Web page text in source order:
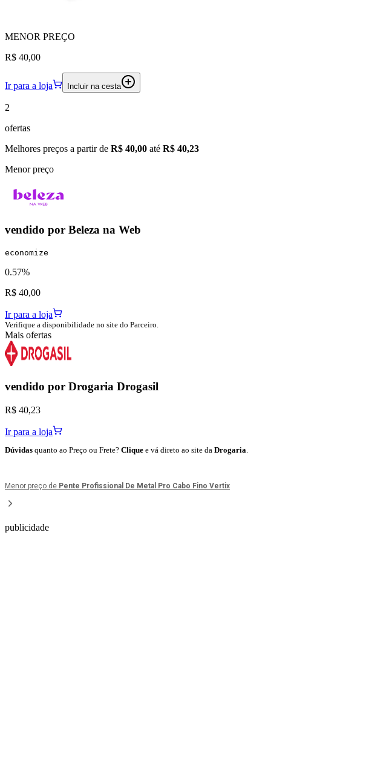
MENOR PREÇO
R$ 40,00
Ir para a loja Incluir na cesta
2
ofertas
Melhores preços a partir de R$ 40,00 até R$ 40,23
Menor preço
vendido por Beleza na Web
economize
0.57%
R$ 40,00
Ir para a loja
Verifique a disponibilidade no site do Parceiro.
Mais ofertas
vendido por Drogaria Drogasil
R$ 40,23
Ir para a loja
Dúvidas quanto ao Preço ou Frete? Clique e vá direto ao site da Drogaria
Menor preço de Pente Profissional De Metal Pro Cabo Fino Vertix
publicidade